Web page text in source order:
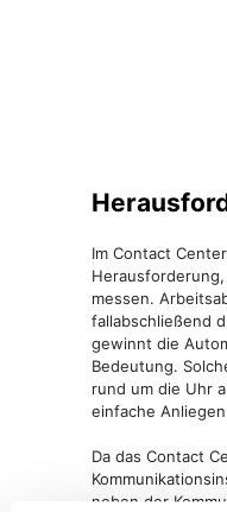
Im Contact
messen.
fallabschließend
gewinnt die
Bedeutung.
rund um die Uhr
einfache
Da das Contact
neben der